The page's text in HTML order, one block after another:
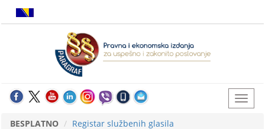
BESPLATNO
Registar službenih glasila